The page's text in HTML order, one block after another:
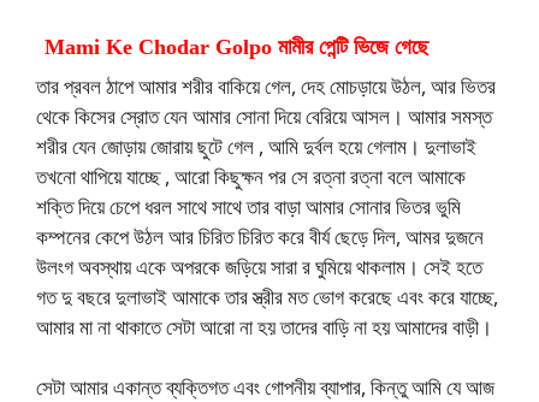
Mami Ke Chodar Golpo মামীর পেন্টি ভিজে গেছে
তার প্রবল ঠাপে আমার শরীর বাকিয়ে গেল, দেহ মোচড়ায়ে উঠল, আর ভিতর
থেকে কিসের স্রোত যেন আমার সোনা দিয়ে বেরিয়ে আসল। আমার সমস্ত
শরীর যেন জোড়ায় জোরায় ছুটে গেল , আমি দুর্বল হয়ে গেলাম। দুলাভাই
তখনো থাপিয়ে যাচ্ছে , আরো কিছুক্ষন পর সে রত্না রত্না বলে আমাকে
শক্তি দিয়ে চেপে ধরল সাথে সাথে তার বাড়া আমার সোনার ভিতর ভুমি
কম্পনের কেপে উঠল আর চিরিত চিরিত করে বীর্য ছেড়ে দিল, আমর দুজনে
উলংগ অবস্থায় একে অপরকে জড়িয়ে সারা র ঘুমিয়ে থাকলাম। সেই হতে
গত দু বছরে দুলাভাই আমাকে তার স্ত্রীর মত ভোগ করেছে এবং করে যাচ্ছে,
আমার মা না থাকাতে সেটা আরো না হয় তাদের বাড়ি না হয় আমাদের বাড়ী।
সেটা আমার একান্ত ব্যক্তিগত এবং গোপনীয় ব্যাপার, কিন্তু আমি যে আজ